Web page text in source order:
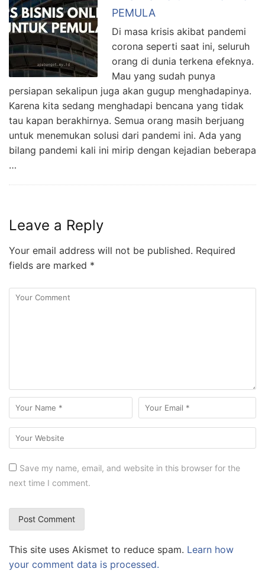
PEMULA
Di masa krisis akibat pandemi
corona seperti saat ini, seluruh
orang di dunia terkena efeknya.
Mau yang sudah punya
persiapan sekalipun juga akan gugup menghadapinya.
Karena kita sedang menghadapi bencana yang tidak
tau kapan berakhirnya. Semua orang masih berjuang
untuk menemukan solusi dari pandemi ini. Ada yang
bilang pandemi kali ini mirip dengan kejadian beberapa
…
Leave a Reply
Your email address will not be published. Required
fields are marked *
Save my name, email, and website in this browser for the
next time I comment.
This site uses Akismet to reduce spam. Learn how
your comment data is processed.